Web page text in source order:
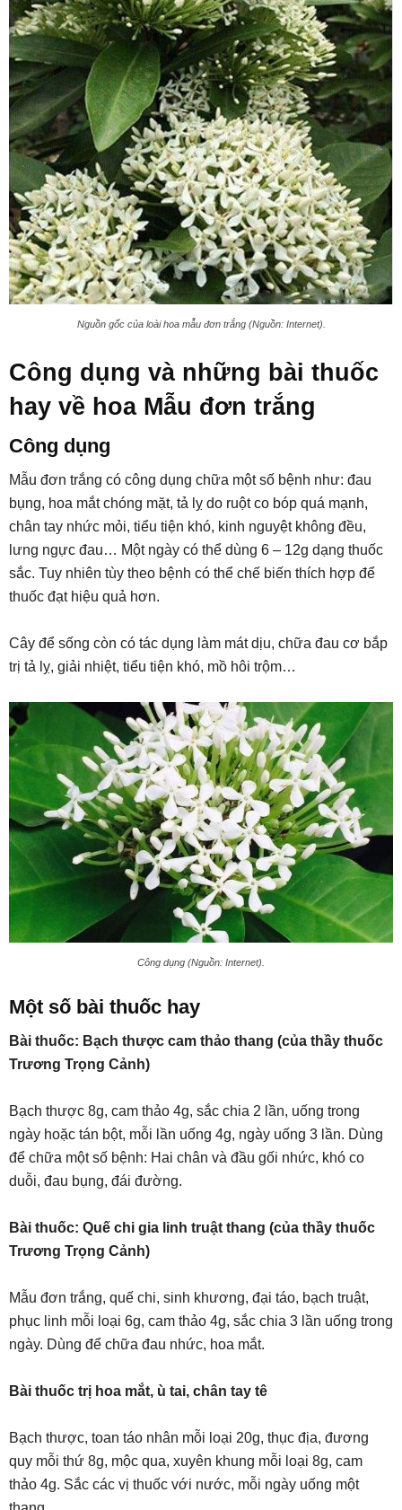
Nguồn gốc của loài hoa mẫu đơn trắng (Nguồn: Internet).
Công dụng và những bài thuốc
hay về hoa Mẫu đơn trắng
Công dụng
Mẫu đơn trắng có công dụng chữa một số bệnh như: đau
bụng, hoa mắt chóng mặt, tả lỵ do ruột co bóp quá mạnh,
chân tay nhức mỏi, tiểu tiện khó, kinh nguyệt không đều,
lưng ngực đau… Một ngày có thể dùng 6 – 12g dạng thuốc
sắc. Tuy nhiên tùy theo bệnh có thể chế biến thích hợp để
thuốc đạt hiệu quả hơn.
Cây để sống còn có tác dụng làm mát dịu, chữa đau cơ bắp
trị tả lỵ, giải nhiệt, tiểu tiện khó, mồ hôi trộm…
Công dụng (Nguồn: Internet).
Một số bài thuốc hay
Bài thuốc: Bạch thược cam thảo thang (của thầy thuốc
Trương Trọng Cảnh)
Bạch thược 8g, cam thảo 4g, sắc chia 2 lần, uống trong
ngày hoặc tán bột, mỗi lần uống 4g, ngày uống 3 lần. Dùng
để chữa một số bệnh: Hai chân và đầu gối nhức, khó co
duỗi, đau bụng, đái đường.
Bài thuốc: Quế chi gia linh truật thang (của thầy thuốc
Trương Trọng Cảnh)
Mẫu đơn trắng, quế chi, sinh khương, đại táo, bạch truật,
phục linh mỗi loại 6g, cam thảo 4g, sắc chia 3 lần uống trong
ngày. Dùng để chữa đau nhức, hoa mắt.
Bài thuốc trị hoa mắt, ù tai, chân tay tê
Bạch thược, toan táo nhân mỗi loại 20g, thục địa, đương
quy mỗi thứ 8g, mộc qua, xuyên khung mỗi loại 8g, cam
thảo 4g. Sắc các vị thuốc với nước, mỗi ngày uống một